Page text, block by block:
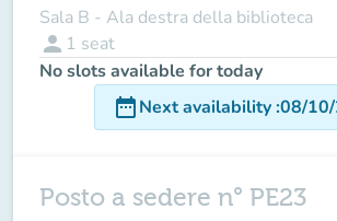
Sala B - Ala destra della biblioteca
person 1 seat
No slots available for today
date_rangeNext availability:08/
Posto a sedere n° PE23